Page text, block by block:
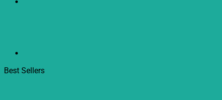
zinkom
ks
Best Sellers